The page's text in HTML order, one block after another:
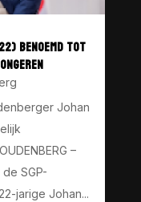
BENOEMD TOT
Johan
–
SGP-
jarige Johan...